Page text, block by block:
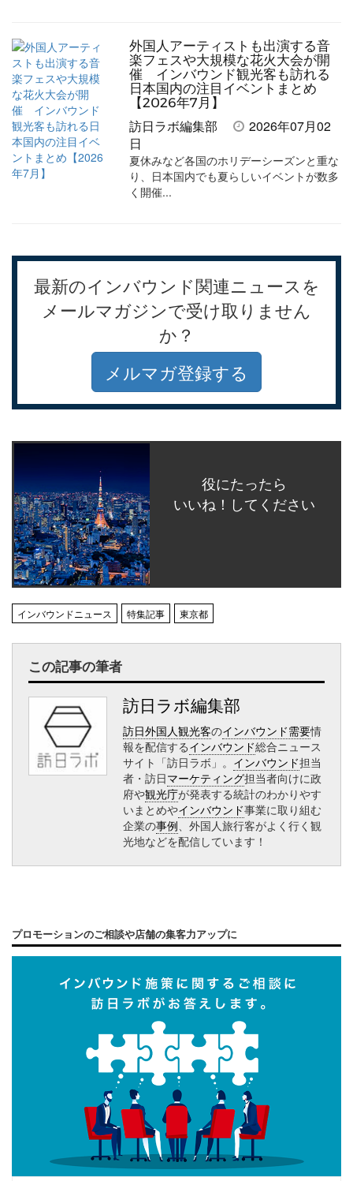
外国人アーティストも出演する音
楽フェスや大規模な花火大会が開
催 インバウンド観光客も訪れる
日本国内の注目イベントまとめ
【2026年7月】
訪日ラボ編集部
2026年07月02
日
夏休みなど各国のホリデーシーズンと重な
り、日本国内でも夏らしいイベントが数多
く開催...
最新のインバウンド関連ニュースを
メールマガジンで受け取りません
か？
メルマガ登録する
役にたったら
いいね！してください
インバウンドニュース 特集記事 東京都
この記事の筆者
訪日ラボ編集部
訪日外国人観光客のインバウンド需要情
報を配信するインバウンド総合ニュース
サイト「訪日ラボ」。 インバウンド担当
者・訪日マーケティング担当者向けに政
府や観光庁が発表する統計のわかりやす
いまとめやインバウンド事業に取り組む
企業の事例、外国人旅行客がよく行く観
光地などを配信しています！
プロモーションのご相談や店舗の集客力アップに